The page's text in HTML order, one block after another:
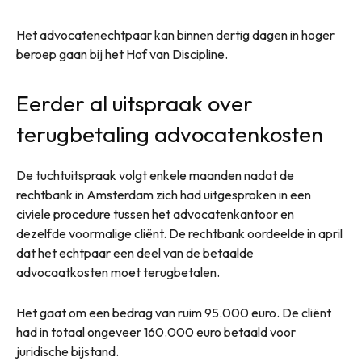
Het advocatenechtpaar kan binnen dertig dagen in hoger
beroep gaan bij het Hof van Discipline.
Eerder al uitspraak over
terugbetaling advocatenkosten
De tuchtuitspraak volgt enkele maanden nadat de
rechtbank in Amsterdam zich had uitgesproken in een
civiele procedure tussen het advocatenkantoor en
dezelfde voormalige cliënt. De rechtbank oordeelde in april
dat het echtpaar een deel van de betaalde
advocaatkosten moet terugbetalen.
Het gaat om een bedrag van ruim 95.000 euro. De cliënt
had in totaal ongeveer 160.000 euro betaald voor
juridische bijstand.